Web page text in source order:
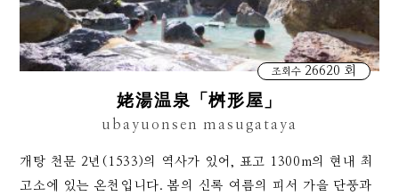
조회수26620 회
姥湯温泉「桝形屋」
ubayuonsen masugataya
개탕 천문 2년(1533)의 역사가 있어, 표고 1300m의 현내 최
고소에 있는 온천입니다. 봄의 신록 여름의 피서 가을 단풍과